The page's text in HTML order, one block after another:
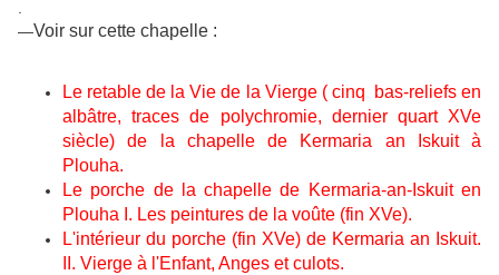
—Voir sur cette chapelle :
Le retable de la Vie de la Vierge ( cinq bas-reliefs en
albâtre, traces de polychromie, dernier quart XVe
siècle) de la chapelle de Kermaria an Iskuit à
Plouha.
Le porche de la chapelle de Kermaria-an-Iskuit en
Plouha I. Les peintures de la voûte (fin XVe).
L'intérieur du porche (fin XVe) de Kermaria an Iskuit.
II. Vierge à l'Enfant, Anges et culots.